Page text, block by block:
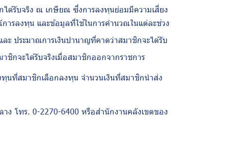
ได้รับจริง ณ เกษียณ ซึ่งการลงทุนย่อมมีความเสี่ยง
รลงทุน และข้อมูลที่ใช้ในการคํานวณในแต่ละช่วง
ะ ประมาณการเงินบำนาญที่คาดว่าสมาชิกจะได้รับ
กจะได้รับจริงเมื่อสมาชิกออกจากราชการ
นที่สมาชิกเลือกลงทุน จำนวนเงินที่สมาชิกนำส่ง
โทร. 0-2270-6400 หรือสํานักงานคลังเขตของ